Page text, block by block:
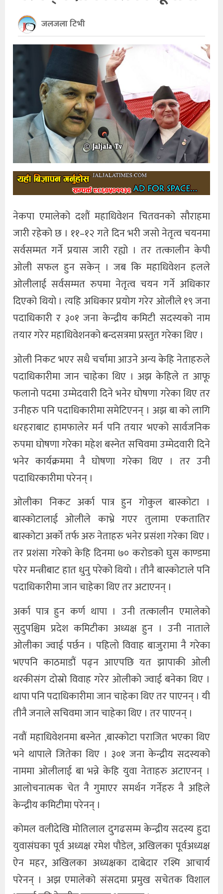
खेलकुद
अन्तर्राष्ट्रिय
थप
जलजला टिभी
नेकपा एमालेको दशौं महाधिवेशन चितवनको सौराहमा
जारी रहेको छ । ११–१२ गते दिन भरी जसो नेतृत्व चयनमा
सर्वसम्मत गर्ने प्रयास जारी रह्यो । तर तत्कालीन केपी
ओली सफल हुन सकेन् । जब कि महाधिवेशन हलले
ओलीलाई सर्वसम्मत रुपमा नेतृत्व चयन गर्ने अधिकार
दिएको थियो । त्यहि अधिकार प्रयोग गरेर ओलीले १९ जना
पदाधिकारी र ३०१ जना केन्द्रीय कमिटी सदस्यको नाम
तयार गरेर महाधिवेशनको बन्दसत्रमा प्रस्तुत गरेका थिए ।
ओली निकट भएर सधै चर्चामा आउने अन्य केहि नेताहरुले
पदाधिकारीमा जान चाहेका थिए । अझ केहिले त आफू
फलानो पदमा उम्मेदवारी दिने भनेर घोषणा गरेका थिए तर
उनीहरु पनि पदाधिकारीमा समेटिएनन् । अझ बा को लागि
धरहराबाट हामफालेर मर्न पनि तयार भएको सार्वजनिक
रुपमा घोषणा गरेका महेश बस्नेत सचिवमा उम्मेदवारी दिने
भनेर कार्यक्रममा नै घोषणा गरेका थिए । तर उनी
पदाधिरकारीमा परेनन् ।
ओलीका निकट अर्का पात्र हुन गोकुल बास्कोटा ।
बास्कोटालाई ओलीले काभ्रे गएर तुलामा एकतातिर
बास्कोटा अर्को तर्फ अरु नेताहरु भनेर प्रसंशा गरेका थिए ।
तर प्रशंसा गरेको केहि दिनमा ७० करोडको घुस काण्डमा
परेर मन्त्रीबाट हात धुनु परेको थियो । तीनै बास्कोटाले पनि
पदाधिकारीमा जान चाहेका थिए तर अटाएनन् ।
अर्का पात्र हुन कर्ण थापा । उनी तत्कालीन एमालेको
सुदुपश्चिम प्रदेश कमिटीका अध्यक्ष हुन । उनी नाताले
ओलीका ज्वाई पर्छन । पहिलो विवाह बाजुरामा नै गरेका
भएपनि काठमाडौं पढ्न आएपछि यत झापाकी ओली
थरकीसंग दोस्रो विवाह गरेर ओलीको ज्वाई बनेका थिए ।
थापा पनि पदाधिकारीमा जान चाहेका थिए तर पाएनन् । यी
तीनै जनाले सचिवमा जान चाहेका थिए । तर पाएनन् ।
नवौं महाधिवेशनमा बस्नेत ,बास्कोटा पराजित भएका थिए
भने थापाले जितेका थिए । ३०१ जना केन्द्रीय सदस्यको
नाममा ओलीलाई बा भन्ने केहि युवा नेताहरु अटाएनन् ।
आलोचनात्मक चेत नै गुमाएर समर्थन गर्नेहरु नै अहिले
केन्द्रीय कमिटीमा परेनन् ।
कोमल वलीदेखि मोतिलाल दुगढसम्म केन्द्रीय सदस्य हुदा
युवासंघका पूर्व अध्यक्ष रमेश पौडेल, अखिलका पूर्वअध्यक्ष
ऐन महर, अखिलका अध्यक्षका दाबेदार रश्मि आचार्य
परेनन् । अझ एमालेको संसदमा प्रमुख सचेतक विशाल